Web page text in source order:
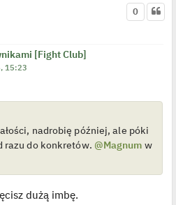
[Fight Club]
0
15:23
nadrobię później, ale póki
razu do konkretów. @Magnum w
dużą imbę.